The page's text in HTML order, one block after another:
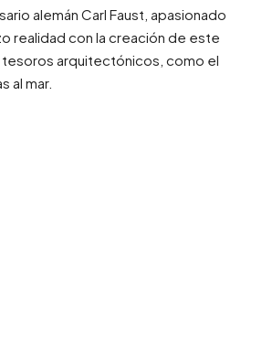
alemán Carl Faust, apasionado
realidad con la creación de este
tesoros arquitectónicos, como el
al mar.